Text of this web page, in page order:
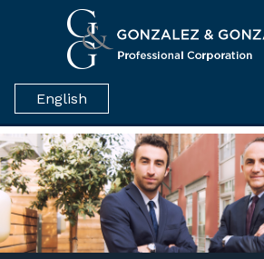
English